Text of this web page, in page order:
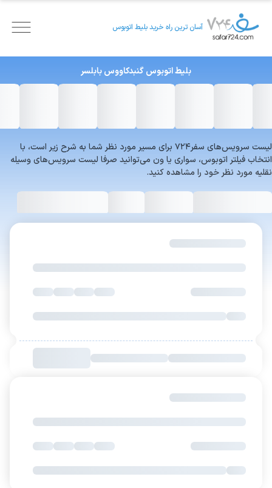
آسان ترین راه خرید بلیط اتوبوس
بلیط اتوبوسگنبدکاووسبابلسر
لیست سرویس‌های سفر۷۲۴ برای مسیر مورد نظر شما به شرح زیر است، با
انتخاب فیلتر اتوبوس، سواری یا ون می‌توانید صرفا لیست سرویس‌های وسیله
نقلیه مورد نظر خود را مشاهده کنید.